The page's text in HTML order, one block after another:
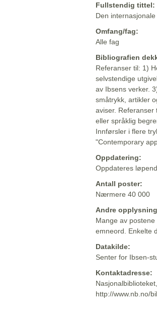
Fullstendig tittel:
Den
Omfang/fag:
Alle fag
Bibliografien
Referanser til: 1)
selvstendige
av Ibsens verker.
småtrykk, artikler
aviser. Referanser
eller språklig
Innførsler i flere
"Contemporary
Oppdatering:
Oppdateres
Antall poster:
Nærmere 40 000
Andre
Mange av
emneord. Enkelte
Datakilde:
Senter for Ibsen-
Kontaktadresse:
http://www.nb.no/